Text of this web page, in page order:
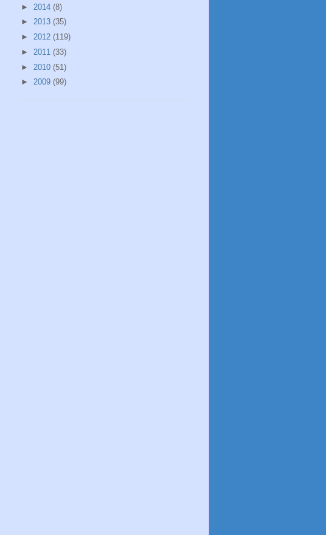
► 2014 (8)
► 2013 (35)
► 2012 (119)
► 2011 (33)
► 2010 (51)
► 2009 (99)